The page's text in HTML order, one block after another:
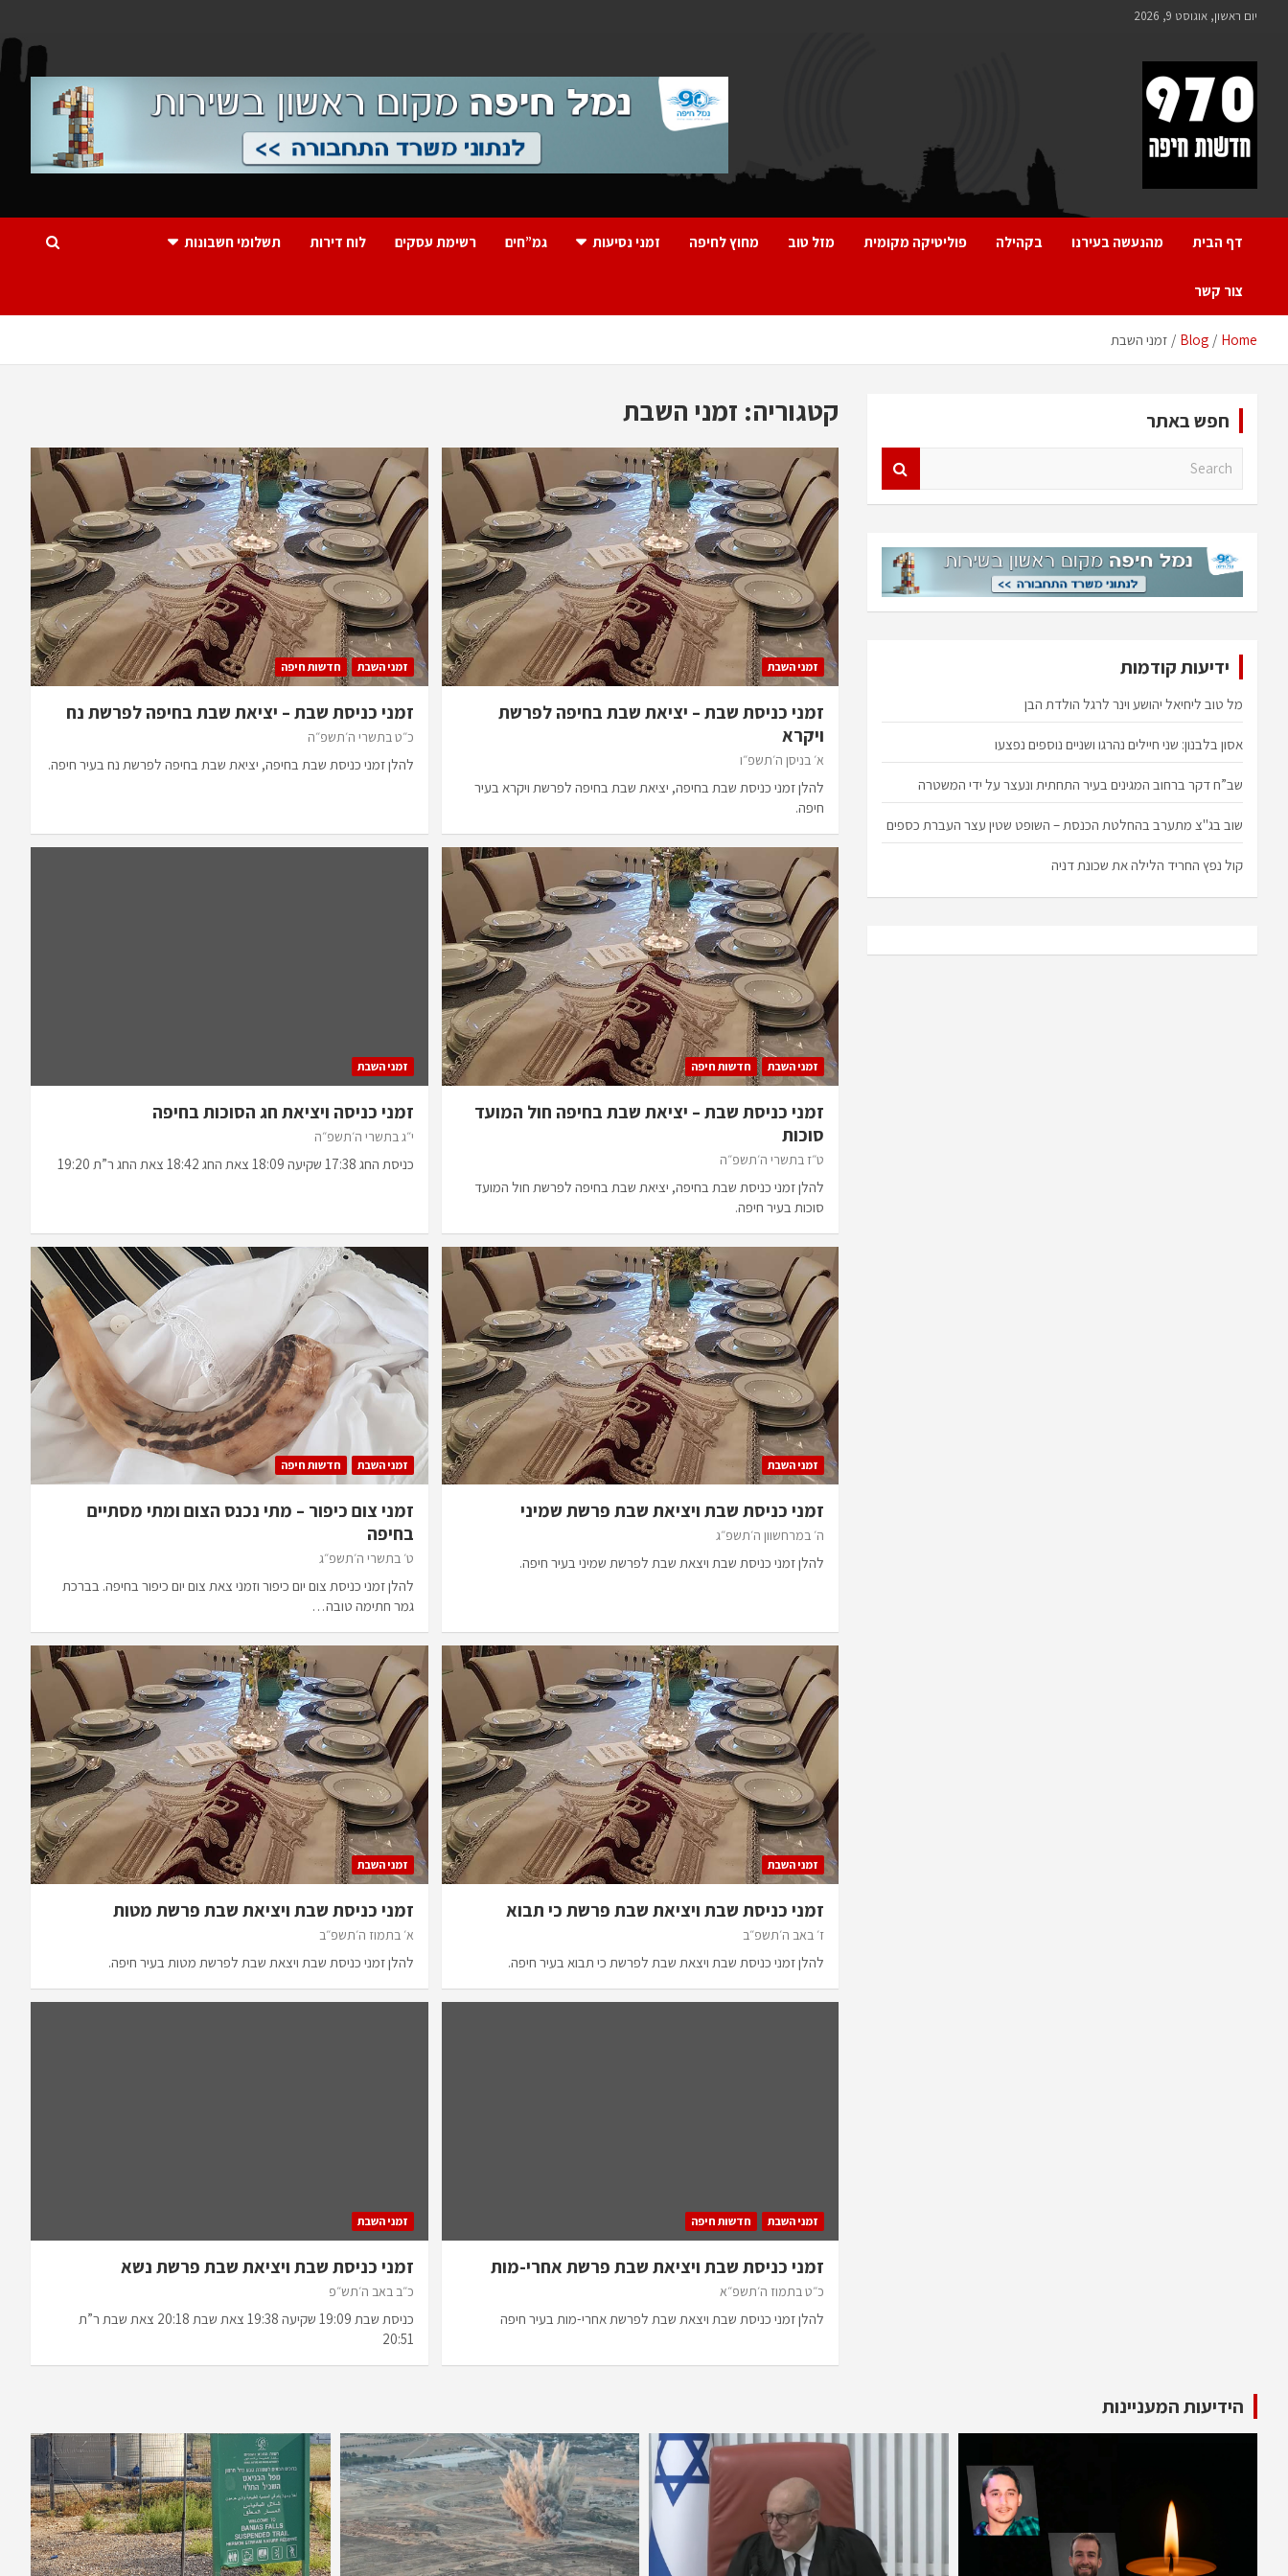
יום ראשון, אוגוסט 9, 2026
970 חדשות חיפה
דף הבית מהנעשה בעירנו בקהילה פוליטיקה מקומית מזל טוב מחוץ לחיפה זמני נסיעות גמ”חים רשימת עסקים לוח דירות תשלומי חשבונות
צור קשר
Home
Blog זמני השבת
קטגוריה: זמני השבת
זמני השבת
זמני כניסת שבת – יציאת שבת בחיפה לפרשת
ויקרא
א׳ בניסן ה׳תשפ״ו
להלן זמני כניסת שבת בחיפה, יציאת שבת בחיפה לפרשת ויקרא בעיר
חיפה.
זמני השבת חדשות חיפה
זמני כניסת שבת – יציאת שבת בחיפה לפרשת נח
כ״ט בתשרי ה׳תשפ״ה
להלן זמני כניסת שבת בחיפה, יציאת שבת בחיפה לפרשת נח בעיר חיפה.
זמני השבת חדשות חיפה
זמני כניסת שבת – יציאת שבת בחיפה חול המועד
סוכות
ט״ז בתשרי ה׳תשפ״ה
להלן זמני כניסת שבת בחיפה, יציאת שבת בחיפה לפרשת חול המועד
סוכות בעיר חיפה.
זמני השבת
זמני כניסה ויציאת חג הסוכות בחיפה
י״ג בתשרי ה׳תשפ״ה
כניסת החג 17:38 שקיעה 18:09 צאת החג 18:42 צאת החג ר”ת 19:20
זמני השבת
זמני כניסת שבת ויציאת שבת פרשת שמיני
ה׳ במרחשוון ה׳תשפ״ג
להלן זמני כניסת שבת ויצאת שבת לפרשת שמיני בעיר חיפה.
זמני השבת חדשות חיפה
זמני צום כיפור – מתי נכנס הצום ומתי מסתיים
בחיפה
ט׳ בתשרי ה׳תשפ״ג
להלן זמני כניסת צום יום כיפור וזמני צאת צום יום כיפור בחיפה. בברכת
גמר חתימה טובה…
זמני השבת
זמני כניסת שבת ויציאת שבת פרשת כי תבוא
ז׳ באב ה׳תשפ״ב
להלן זמני כניסת שבת ויצאת שבת לפרשת כי תבוא בעיר חיפה.
זמני השבת
זמני כניסת שבת ויציאת שבת פרשת מטות
א׳ בתמוז ה׳תשפ״ב
להלן זמני כניסת שבת ויצאת שבת לפרשת מטות בעיר חיפה.
זמני השבת חדשות חיפה
זמני כניסת שבת ויציאת שבת פרשת אחרי-מות
כ״ט בתמוז ה׳תשפ״א
להלן זמני כניסת שבת ויצאת שבת לפרשת אחרי-מות בעיר חיפה
זמני השבת
זמני כניסת שבת ויציאת שבת פרשת נשא
כ״ב באב ה׳תש״פ
כניסת שבת 19:09 שקיעה 19:38 צאת שבת 20:18 צאת שבת ר”ת
20:51
חפש באתר
h
ידיעות קודמות
מל טוב ליחיאל יהושע וינר לרגל הולדת הבן
אסון בלבנון: שני חיילים נהרגו ושניים נוספים נפצעו
שב”ח דקר ברחוב המגינים בעיר התחתית ונעצר על ידי המשטרה
שוב בג"צ מתערב בהחלטת הכנסת – השופט שטין עצר העברת כספים
קול נפץ החריד הלילה את שכונת דניה
הידיעות המעניינות